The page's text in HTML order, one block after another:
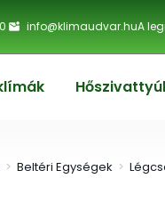
info@klimaudvar.huA
> Beltéri Egységek >